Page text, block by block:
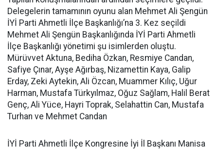
Delegelerin tamamının oyunu alan Mehmet Ali Şengün
İYİ Parti Ahmetli İlçe Başkanlığı’na 3. Kez seçildi
Mehmet Ali Şengün Başkanlığında İYİ Parti Ahmetli
İlçe Başkanlığı yönetimi şu isimlerden oluştu.
Mürüvvet Aktuna, Bediha Özkan, Resmiye Candan,
Safiye Çınar, Ayşe Ağırbaş, Nizamettin Kaya, Galip
Erday, Zeki Aytekin, Ali Özcan, Muammer Kılıç, Uğur
Harman, Mustafa Türkyılmaz, Oğuz Sağlam, Halil Berat
Genç, Ali Yüce, Hayri Toprak, Selahattin Can, Mustafa
Turhan ve Mehmet Candan
İYİ Parti Ahmetli İlçe Kongresine İyi İl Başkanı Manisa